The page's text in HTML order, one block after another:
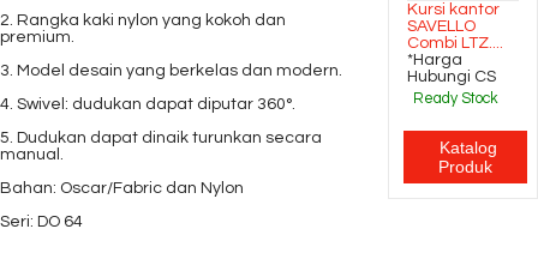
2. Rangka kaki nylon yang kokoh dan
premium.
3. Model desain yang berkelas dan modern.
4. Swivel: dudukan dapat diputar 360°.
5. Dudukan dapat dinaik turunkan secara
manual.
Bahan: Oscar/Fabric dan Nylon
Seri: DO 64
Kursi kantor
SAVELLO
Combi LTZ....
*Harga
Hubungi CS
Ready Stock
Katalog
Produk